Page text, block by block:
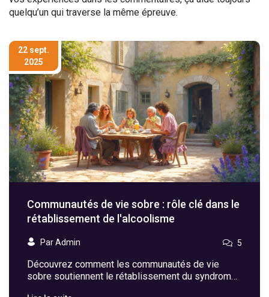
quelqu’un qui traverse la même épreuve.
22 sept.
2025
Communautés de vie sobre : rôle clé dans le
rétablissement de l'alcoolisme
Par Admin 5
Découvrez comment les communautés de vie
sobre soutiennent le rétablissement du syndrome